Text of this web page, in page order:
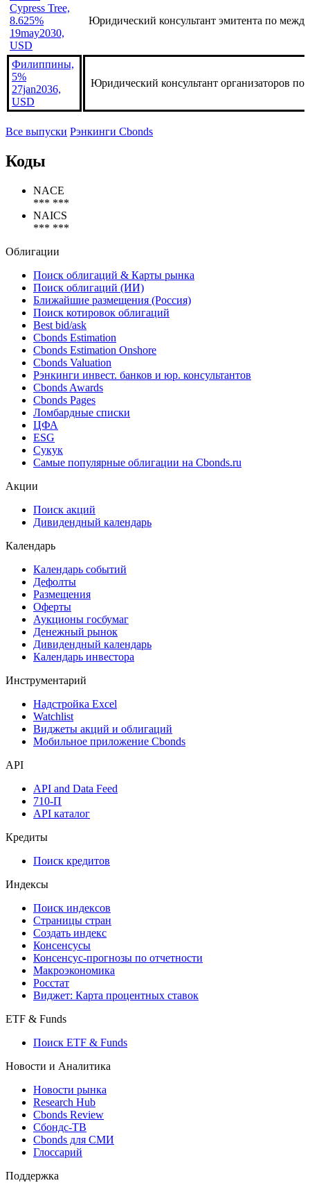
Cypress Tree,
8.625%
19may2030,
USD
Юридический консультант эмитента по
Филиппины,
5%
27jan2036,
USD
Юридический консультант организаторов
Все выпуски Рэнкинги Cbonds
Коды
NACE
*** ***
NAICS
*** ***
Облигации
Поиск облигаций & Карты рынка
Поиск облигаций (ИИ)
Ближайшие размещения (Россия)
Поиск котировок облигаций
Best bid/ask
Cbonds Estimation
Cbonds Estimation Onshore
Cbonds Valuation
Рэнкинги инвест. банков и юр. консультантов
Cbonds Awards
Cbonds Pages
Ломбардные списки
ЦФА
ESG
Сукук
Самые популярные облигации на Cbonds.ru
Акции
Поиск акций
Дивидендный календарь
Календарь
Календарь событий
Дефолты
Размещения
Оферты
Аукционы госбумаг
Денежный рынок
Дивидендный календарь
Календарь инвестора
Инструментарий
Надстройка Excel
Watchlist
Виджеты акций и облигаций
Мобильное приложение Cbonds
API
API and Data Feed
710-П
API каталог
Кредиты
Поиск кредитов
Индексы
Поиск индексов
Страницы стран
Создать индекс
Консенсусы
Консенсус-прогнозы по отчетности
Макроэкономика
Росстат
Виджет: Карта процентных ставок
ETF & Funds
Поиск ETF & Funds
Новости и Аналитика
Новости рынка
Research Hub
Cbonds Review
Сбондс-ТВ
Cbonds для СМИ
Глоссарий
Поддержка